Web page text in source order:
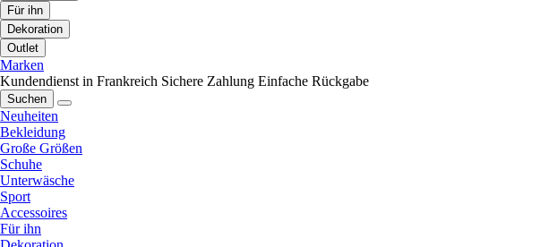
Für ihn
Dekoration
Outlet
Marken
Kundendienst in Frankreich Sichere Zahlung Einfache Rückgabe
Suchen
Neuheiten
Bekleidung
Große Größen
Schuhe
Unterwäsche
Sport
Accessoires
Für ihn